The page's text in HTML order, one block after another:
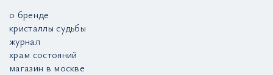
о бренде
кристаллы судьбы
журнал
храм состояний
магазин в москве